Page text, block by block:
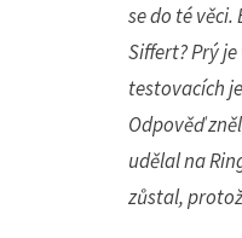
se do té
Siffert? Prý
testovacích
Odpověď
udělal na
zůstal,